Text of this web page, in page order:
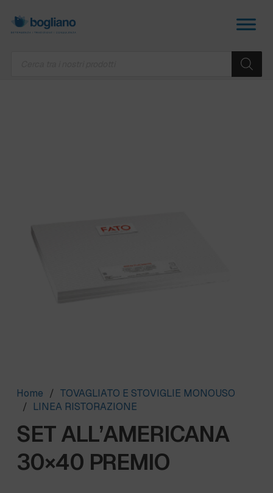
Home / TOVAGLIATO E STOVIGLIE MONOUSO
/
LINEA RISTORAZIONE
SET ALL’AMERICANA
30×40 PREMIO